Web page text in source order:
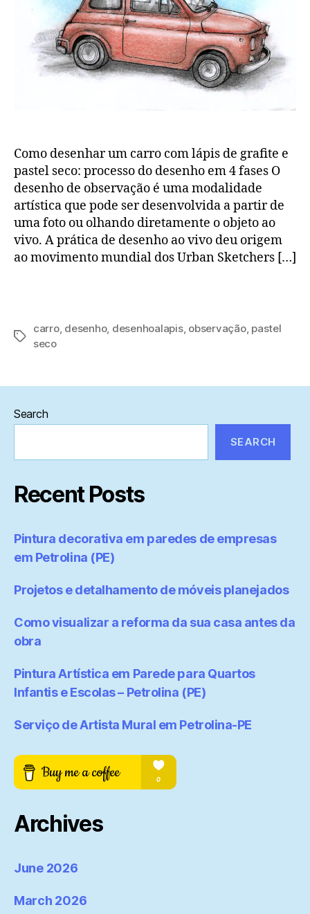
Como desenhar um carro com lápis de grafite e
pastel seco: processo do desenho em 4 fases O
desenho de observação é uma modalidade
artística que pode ser desenvolvida a partir de
uma foto ou olhando diretamente o objeto ao
vivo. A prática de desenho ao vivo deu origem
ao movimento mundial dos Urban Sketchers […]
Tags
carro, desenho, desenhoalapis, observação, pastel
seco
Search
SEARCH
Recent Posts
Pintura decorativa em paredes de empresas
em Petrolina (PE)
Projetos e detalhamento de móveis planejados
Como visualizar a reforma da sua casa antes da
obra
Pintura Artística em Parede para Quartos
Infantis e Escolas – Petrolina (PE)
Serviço de Artista Mural em Petrolina-PE
Archives
June 2026
March 2026